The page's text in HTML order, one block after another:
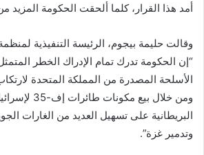
أمد هذا القرار، كلما ألحقت الحكومة المزيد
وقالت حليمة بيجوم، الرئيسة التنفيذية
“إن الحكومة تدرك تمام الإدراك الخطر
الأسلحة المصدرة من المملكة المتحدة
ومن خلال بيع
البريطانية على تسهيل العديد من الغارات
وتدمير غزة”.